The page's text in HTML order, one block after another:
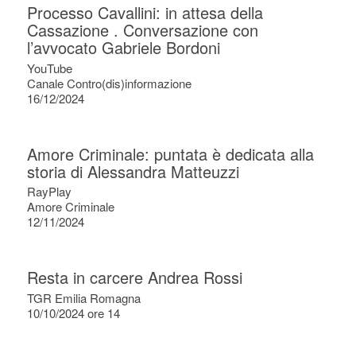
Processo Cavallini: in attesa della
Cassazione . Conversazione con
l’avvocato Gabriele Bordoni
YouTube
Canale Contro(dis)informazione
16/12/2024
Amore Criminale: puntata è dedicata alla
storia di Alessandra Matteuzzi
RayPlay
Amore Criminale
12/11/2024
Resta in carcere Andrea Rossi
TGR Emilia Romagna
10/10/2024 ore 14